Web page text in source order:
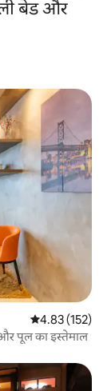
बेड और
औसत रेटिंग 5 में से
4.83 (152)
पूल का इस्तेमाल